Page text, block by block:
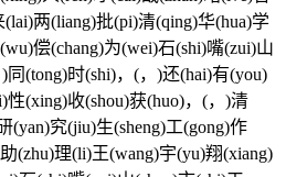
两(liang)批(pi)清(qing)华(hua)学
偿(chang)为(wei)石(shi)嘴(zui)山
同(tong)时(shi)，(，)还(hai)有(you)
(xing)收(shou)获(huo)，(，)清
(yan)究(jiu)生(sheng)工(gong)作
(zhu)理(li)王(wang)宇(yu)翔(xiang)